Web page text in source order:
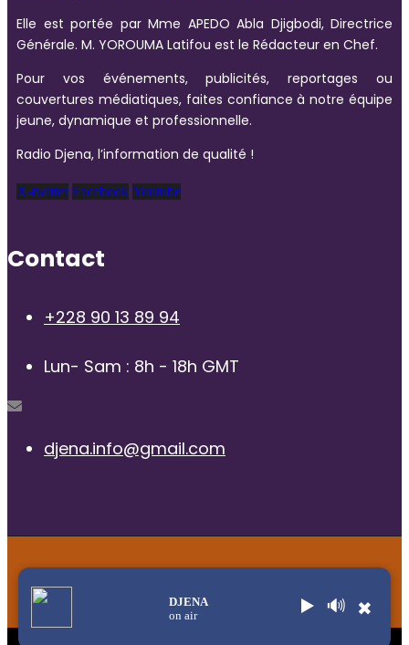
Elle est portée par Mme APEDO Abla Djigbodi, Directrice
Générale. M. YOROUMA Latifou est le Rédacteur en Chef.
Pour vos événements, publicités, reportages ou
couvertures médiatiques, faites confiance à notre équipe
jeune, dynamique et professionnelle.
Radio Djena, l’information de qualité !
X-twitter Facebook Youtube
Contact
+228 90 13 89 94
Lun- Sam : 8h - 18h GMT
djena.info@gmail.com
DJENA
on air
▶️ 🔊 ✖